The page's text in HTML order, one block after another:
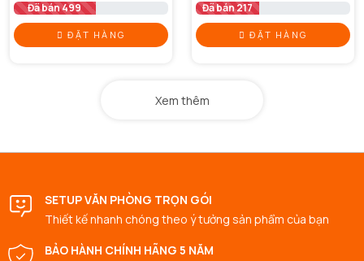
Đã bán 499
ĐẶT HÀNG
Đã bán 217
ĐẶT HÀNG
Xem thêm
SETUP VĂN PHÒNG TRỌN GÓI
Thiết kế nhanh chóng theo ý tưởng sản phẩm của bạn
BẢO HÀNH CHÍNH HÃNG 5 NĂM